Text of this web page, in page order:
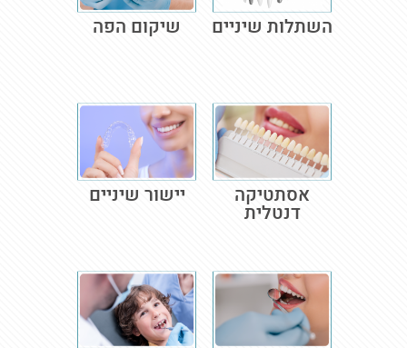
השתלות שיניים שיקום הפה
אסתטיקה
דנטלית
יישור שיניים